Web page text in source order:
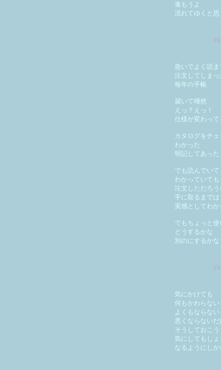
進もうよ
流れてゆくと思
急いでよく読ま
注文してしまっ
毎年の手帳
届いて唖然
えっ？えっ！
仕様が変わって
カタログをチ
わかった
明記してあった
でも読んでいて
わかっていても
注文しただろう
手に取るまでは
実感としてわ
でもちょっと
どうするかな
別のにするかな
気にかけても
何もかわらない
よくもならない
悪くならない
そうしておこう
気にしてもし
なるようにし